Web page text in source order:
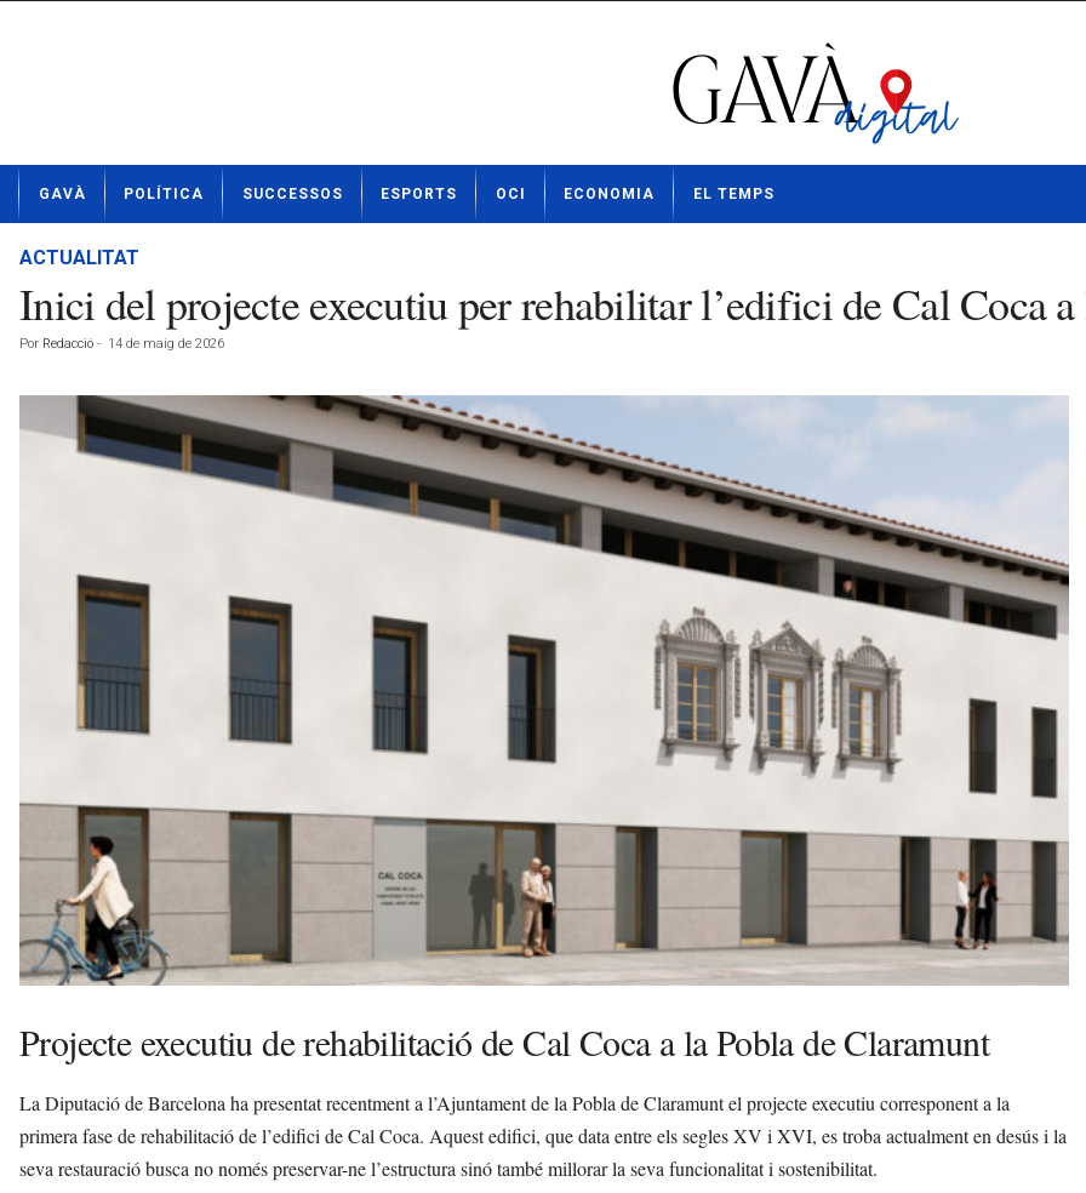
t
GAVÀ POLÍTICA SUCCESSOS ESPORTS OCI ECONOMIA EL TEMPS
ACTUALITAT
Inici del projecte executiu per rehabilitar l’edifici de Cal Coca
Por Redacció - 14 de maig de 2026
Projecte executiu de rehabilitació de Cal Coca a la Pobla de Claramunt
La Diputació de Barcelona ha presentat recentment a l’Ajuntament de la Pobla de Claramunt el projecte executiu corresponent a la
primera fase de rehabilitació de l’edifici de Cal Coca. Aquest edifici, que data entre els segles XV i XVI, es troba actualment en desús i la
seva restauració busca no només preservar-ne l’estructura sinó també millorar la seva funcionalitat i sostenibilitat.